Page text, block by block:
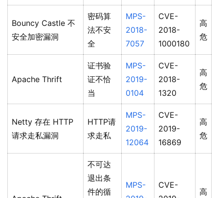
Bouncy Castle 不
安全加密漏洞
密码算
法不安
全
MPS-
2018-
7057
CVE-
2018-
1000180
高
危
Apache Thrift
证书验
证不恰
当
MPS-
2019-
0104
CVE-
2018-
1320
高
危
Netty 存在 HTTP
请求走私漏洞
HTTP请
求走私
MPS-
2019-
12064
CVE-
2019-
16869
高
危
不可达
退出条
件的循
MPS-
CVE-
高